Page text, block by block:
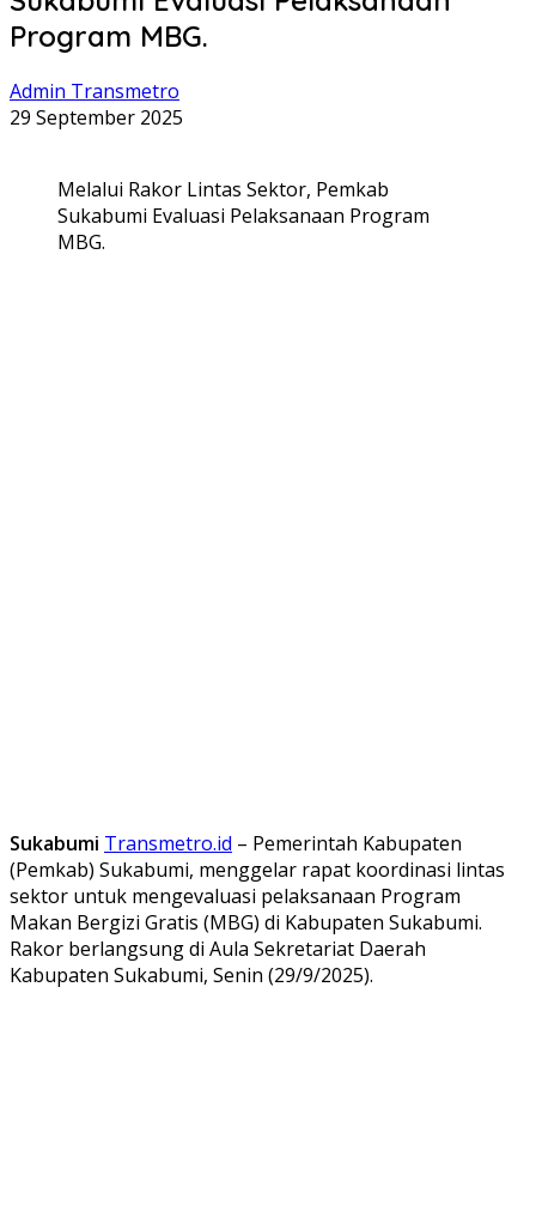
Program MBG.
Admin Transmetro
29 September 2025
Melalui Rakor Lintas Sektor, Pemkab
Sukabumi Evaluasi Pelaksanaan Program
MBG.
Sukabumi Transmetro.id – Pemerintah Kabupaten
(Pemkab) Sukabumi, menggelar rapat koordinasi lintas
sektor untuk mengevaluasi pelaksanaan Program
Makan Bergizi Gratis (MBG) di Kabupaten Sukabumi.
Rakor berlangsung di Aula Sekretariat Daerah
Kabupaten Sukabumi, Senin (29/9/2025).